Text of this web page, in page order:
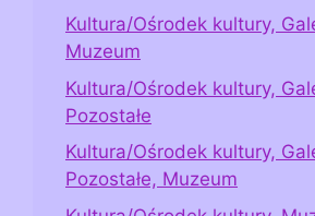
Kultura/Ośrodek kultury,
Muzeum
Kultura/Ośrodek kultury,
Pozostałe
Kultura/Ośrodek kultury,
Pozostałe, Muzeum